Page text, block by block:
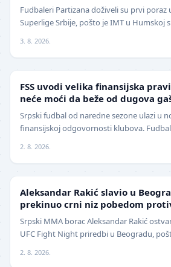
Fudbaleri Partizana doživeli su prvi poraz
Superlige Srbije, pošto je IMT u Humskoj
3. 8. 2026.
FSS uvodi velika finansijska
neće moći da beže od dugova
Srpski fudbal od naredne sezone ulazi u
finansijskoj odgovornosti klubova.
2. 8. 2026.
Aleksandar Rakić slavio u
prekinuo crni niz pobedom
Srpski MMA borac Aleksandar Rakić
UFC Fight Night priredbi u Beogradu,
2. 8. 2026.